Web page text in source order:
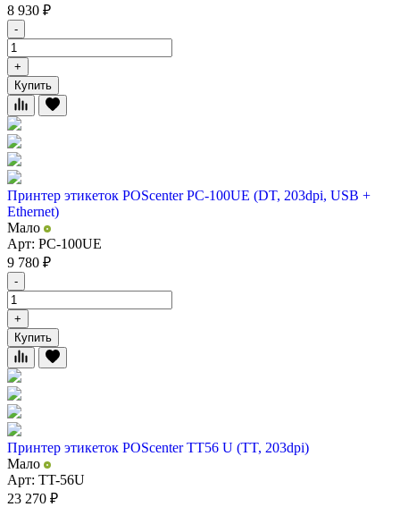
8 930 ₽
-
+
Купить
Принтер этикеток POScenter PC-100UE (DT, 203dpi, USB +
Ethernet)
Мало
Арт: PC-100UE
9 780 ₽
-
+
Купить
Принтер этикеток POScenter TT56 U (TT, 203dpi)
Мало
Арт: TT-56U
23 270 ₽